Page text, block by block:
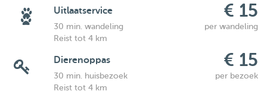
Uitlaatservice € 15
30 min. wandeling
per wandeling
Reist tot 4 km
Dierenoppas € 15
30 min. huisbezoek
per bezoek
Reist tot 4 km